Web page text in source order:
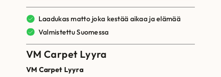
Laadukas matto joka kestää aikaa ja elämää
Valmistettu Suomessa
VM Carpet Lyyra
VM Carpet Lyyra